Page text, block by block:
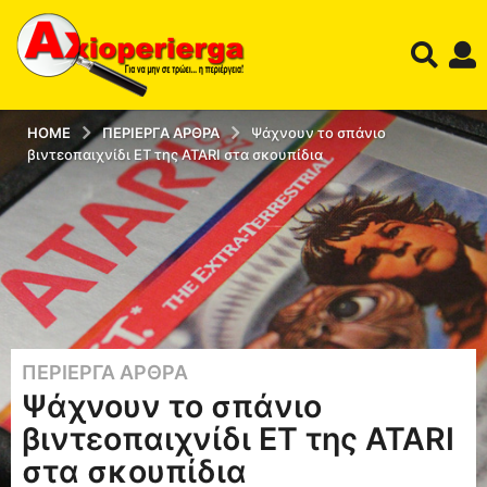
HOME ΠΕΡΊΕΡΓΑ ΆΡΘΡΑ
Ψάχνουν το σπάνιο
βιντεοπαιχνίδι ΕΤ της ATARI στα σκουπίδια
1
2
έ
τ
η
ΠΕΡΊΕΡΓΑ ΆΡΘΡΑ
Ψάχνουν το σπάνιο
βιντεοπαιχνίδι ΕΤ της ATARI
στα σκουπίδια